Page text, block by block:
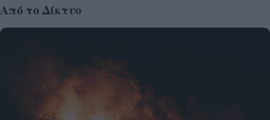
Από το Δίκτυο